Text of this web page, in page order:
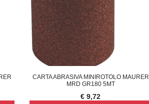
CARTA ABRASIVA MINIROTOLO MAURER
MRD GR180 5MT
€ 9,72